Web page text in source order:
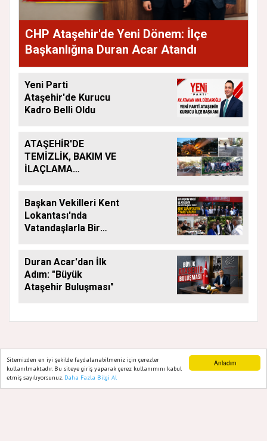
Anladım
Sitemizden en iyi şekilde faydalanabilmeniz için çerezler
kullanılmaktadır. Bu siteye giriş yaparak çerez kullanımını kabul
etmiş sayılıyorsunuz. Daha Fazla Bilgi Al
CHP Ataşehir'de Yeni Dönem: İlçe
Başkanlığına Duran Acar Atandı
Yeni Parti
Ataşehir'de Kurucu
Kadro Belli Oldu
ATAŞEHİR'DE
TEMİZLİK, BAKIM VE
İLAÇLAMA
Başkan Vekilleri Kent
Lokantası'nda
Vatandaşlarla Bir
Duran Acar'dan İlk
Adım: "Büyük
Ataşehir Buluşması"
GAZETE ATAŞEHIR 2020
Yazılım |
Ana Sayfa Web TV